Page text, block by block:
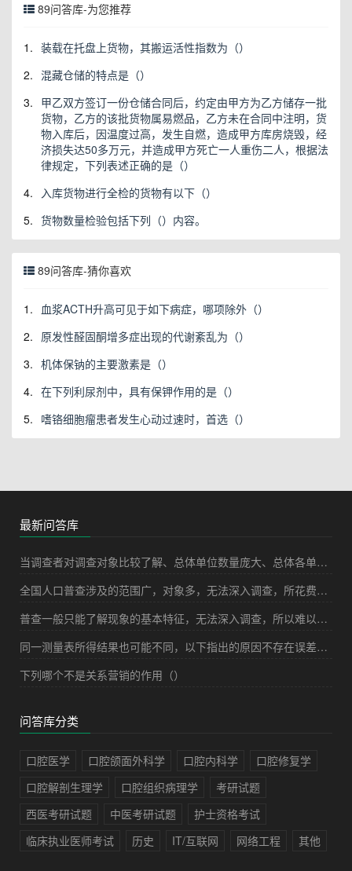
89问答库-为您推荐
1. 装载在托盘上货物，其搬运活性指数为（）
2. 混藏仓储的特点是（）
3. 甲乙双方签订一份仓储合同后，约定由甲方为乙方储存一批
货物，乙方的该批货物属易燃品，乙方未在合同中注明，货
物入库后，因温度过高，发生自燃，造成甲方库房烧毁，经
济损失达50多万元，并造成甲方死亡一人重伤二人，根据法
律规定，下列表述正确的是（）
4.
入库货物进行全检的货物有以下（）
5. 货物数量检验包括下列（）内容。
89问答库-猜你喜欢
1.
血浆ACTH升高可见于如下病症，哪项除外（）
2. 原发性醛固酮增多症出现的代谢紊乱为（）
3. 机体保钠的主要激素是（）
4. 在下列利尿剂中，具有保钾作用的是（）
5. 嗜铬细胞瘤患者发生心动过速时，首选（）
最新问答库
当调查者对调查对象比较了解、总体单位数量庞大、总体各单位之间的差异又比较明显、抽取的样本的单位数量又较少的时候，采用下列哪种调查方式最合适（）
全国人口普查涉及的范围广，对象多，无法深入调查，所花费的成本过高。所以，从理论上来说采用普查的方式是不合适的。
普查一般只能了解现象的基本特征，无法深入调查，所以难以获得详细的对象资料。
同一测量表所得结果也可能不同，以下指出的原因不存在误差问题的有（）。
下列哪个不是关系营销的作用（）
问答库分类
口腔医学 口腔颌面外科学 口腔内科学
口腔修复学
口腔解剖生理学
口腔组织病理学
考研试题
西医考研试题
中医考研试题
护士资格考试
临床执业医师考试
历史 IT/互联网 网络工程 其他